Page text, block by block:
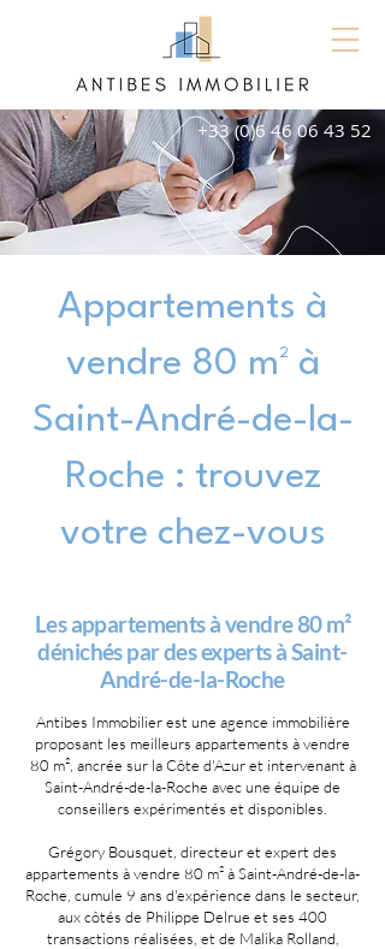
+33 (0)6 46 06 43 52
Appartements à
vendre 80 m² à
Saint-André-de-la-
Roche : trouvez
votre chez-vous
Les appartements à vendre 80 m²
dénichés par des experts à Saint-
André-de-la-Roche
Antibes Immobilier est une agence immobilière
proposant les meilleurs appartements à vendre
80 m², ancrée sur la Côte d'Azur et intervenant à
Saint-André-de-la-Roche avec une équipe de
conseillers expérimentés et disponibles.
Grégory Bousquet, directeur et expert des
appartements à vendre 80 m² à Saint-André-de-la-
Roche, cumule 9 ans d'expérience dans le secteur,
aux côtés de Philippe Delrue et ses 400
transactions réalisées, et de Malika Rolland,